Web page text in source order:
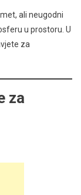
ali neugodni
u prostoru. U
za
za